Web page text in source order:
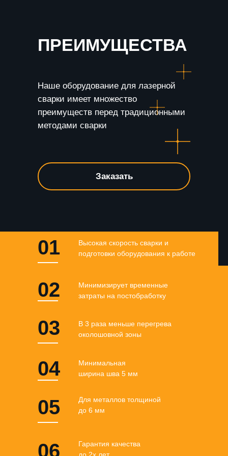
ПРЕИМУЩЕСТВА
Наше оборудование для лазерной
сварки имеет множество
преимуществ перед традиционными
методами сварки
Минимальная
ширина шва 5 мм
Высокая скорость сварки и
подготовки оборудования к работе
Минимизирует временные
затраты на постобработку
Для металлов толщиной
до 6 мм
В 3 раза меньше перегрева
околошовной зоны
Гарантия качества
Заказать
01
02
04
05
03
06